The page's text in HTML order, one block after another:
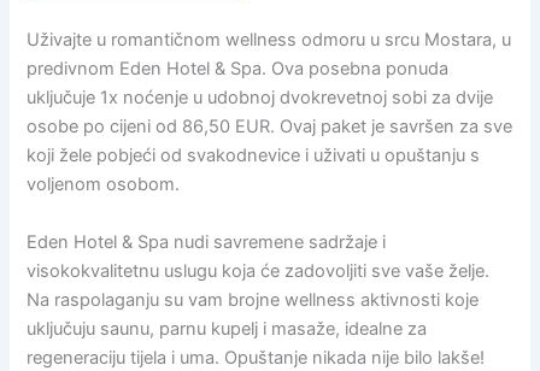
Uživajte u romantičnom wellness odmoru u srcu Mostara, u
predivnom Eden Hotel & Spa. Ova posebna ponuda
uključuje 1x noćenje u udobnoj dvokrevetnoj sobi za dvije
osobe po cijeni od 86,50 EUR. Ovaj paket je savršen za sve
koji žele pobjeći od svakodnevice i uživati u opuštanju s
voljenom osobom.
Eden Hotel & Spa nudi savremene sadržaje i
visokokvalitetnu uslugu koja će zadovoljiti sve vaše želje.
Na raspolaganju su vam brojne wellness aktivnosti koje
uključuju saunu, parnu kupelj i masaže, idealne za
regeneraciju tijela i uma. Opuštanje nikada nije bilo lakše!